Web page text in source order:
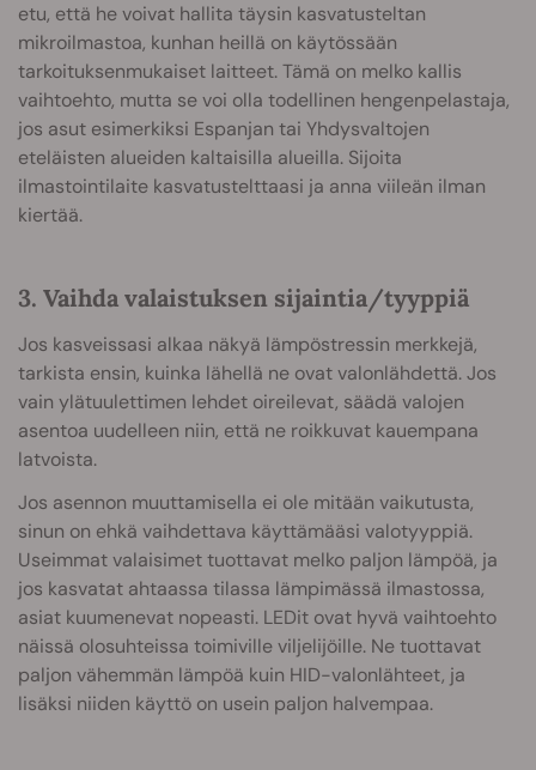
etu, että he voivat hallita täysin kasvatusteltan
mikroilmastoa, kunhan heillä on käytössään
tarkoituksenmukaiset laitteet. Tämä on melko kallis
vaihtoehto, mutta se voi olla todellinen hengenpelastaja,
jos asut esimerkiksi Espanjan tai Yhdysvaltojen
eteläisten alueiden kaltaisilla alueilla. Sijoita
ilmastointilaite kasvatustelttaasi ja anna viileän ilman
kiertää.
3. Vaihda valaistuksen sijaintia/tyyppiä
Jos kasveissasi alkaa näkyä lämpöstressin merkkejä,
tarkista ensin, kuinka lähellä ne ovat valonlähdettä. Jos
vain ylätuulettimen lehdet oireilevat, säädä valojen
asentoa uudelleen niin, että ne roikkuvat kauempana
latvoista.
Jos asennon muuttamisella ei ole mitään vaikutusta,
sinun on ehkä vaihdettava käyttämääsi valotyyppiä.
Useimmat valaisimet tuottavat melko paljon lämpöä, ja
jos kasvatat ahtaassa tilassa lämpimässä ilmastossa,
asiat kuumenevat nopeasti. LEDit ovat hyvä vaihtoehto
näissä olosuhteissa toimiville viljelijöille. Ne tuottavat
paljon vähemmän lämpöä kuin HID-valonlähteet, ja
lisäksi niiden käyttö on usein paljon halvempaa.